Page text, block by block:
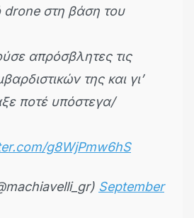
drone στη βάση του
απρόσβλητες τις
της και γι’
ποτέ υπόστεγα/
g8WjPmw6hS
September